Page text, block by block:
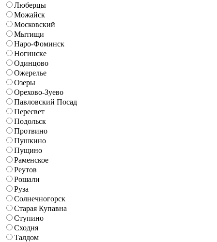
Люберцы
Можайск
Московский
Мытищи
Наро-Фоминск
Ногинске
Одинцово
Ожерелье
Озеры
Орехово-Зуево
Павловский Посад
Пересвет
Подольск
Протвино
Пушкино
Пущино
Раменское
Реутов
Рошали
Руза
Солнечногорск
Старая Купавна
Ступино
Сходня
Талдом